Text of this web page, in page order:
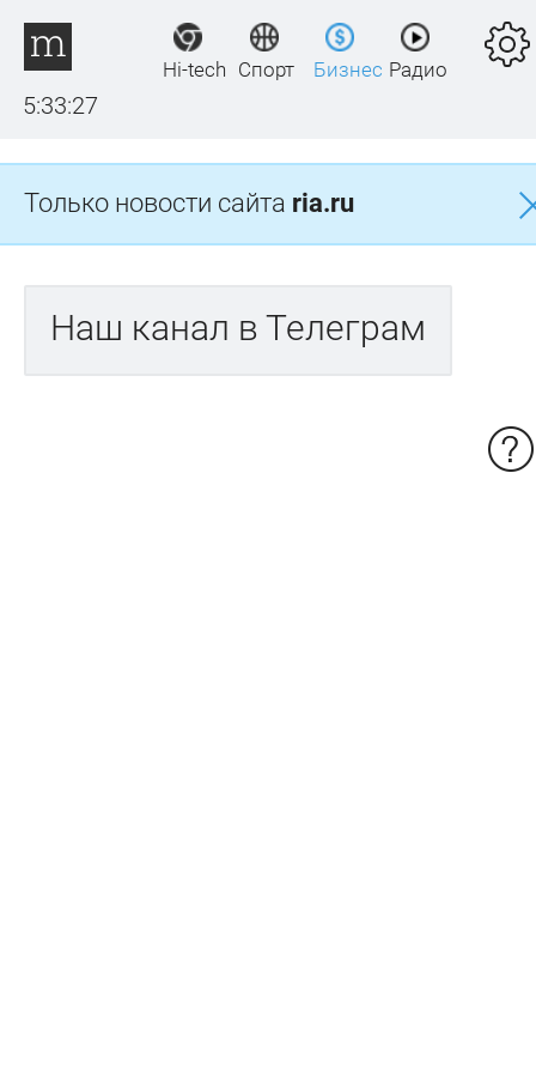
5:33:27
Hi-tech Спорт Бизнес Радио
Только новости сайта ria.ru
Наш канал в Телеграм